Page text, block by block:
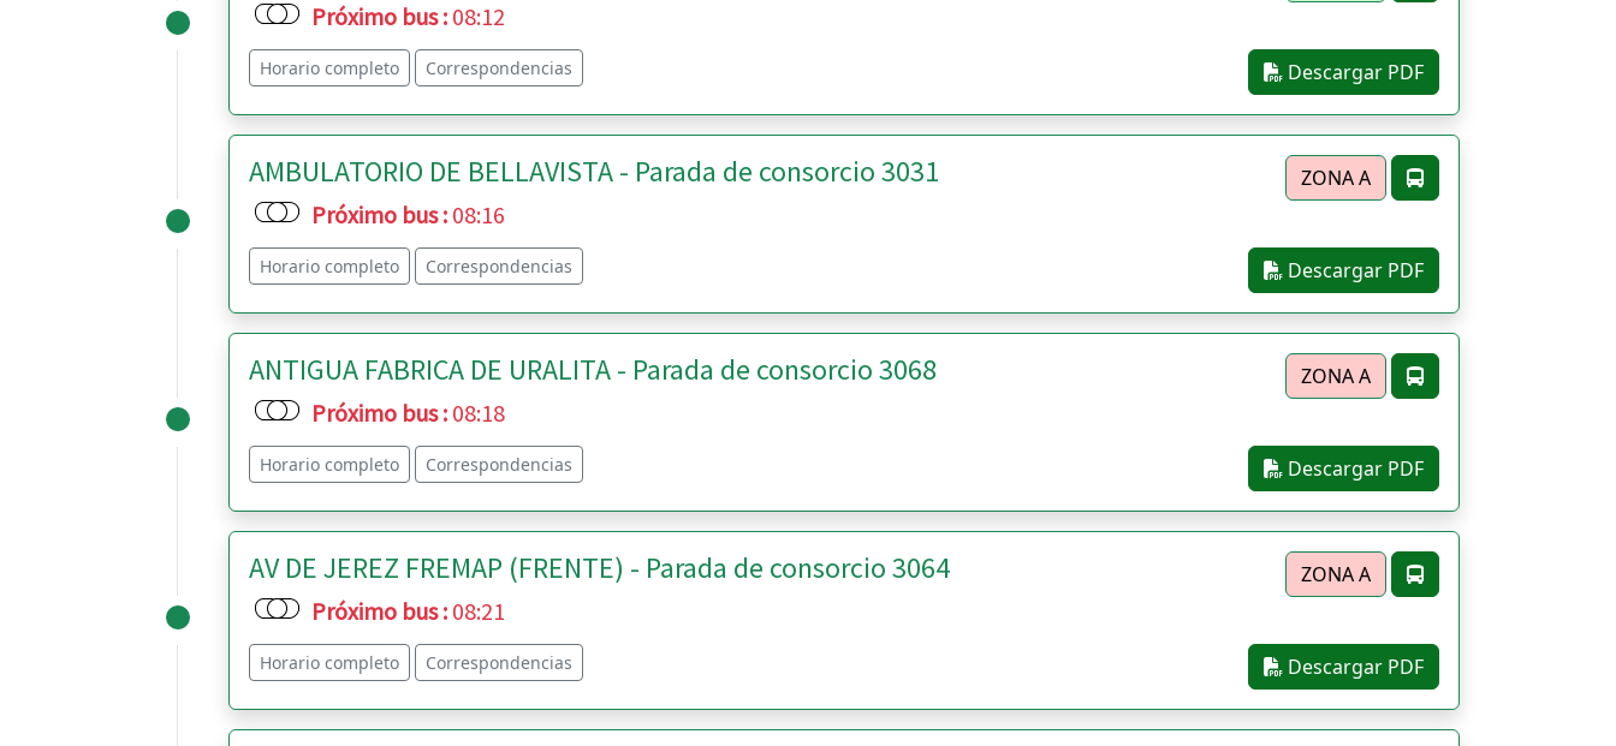
Próximo bus:08:12
Horario completo Correspondencias Descargar PDF
ZONA A
AMBULATORIO DE BELLAVISTA - Parada de consorcio 3031
Próximo bus:08:16
Horario completo Correspondencias Descargar PDF
ZONA A
ANTIGUA FABRICA DE URALITA - Parada de consorcio 3068
Próximo bus:08:18
Horario completo Correspondencias Descargar PDF
ZONA A
AV DE JEREZ FREMAP (FRENTE) - Parada de consorcio 3064
Próximo bus:08:21
Horario completo Correspondencias Descargar PDF